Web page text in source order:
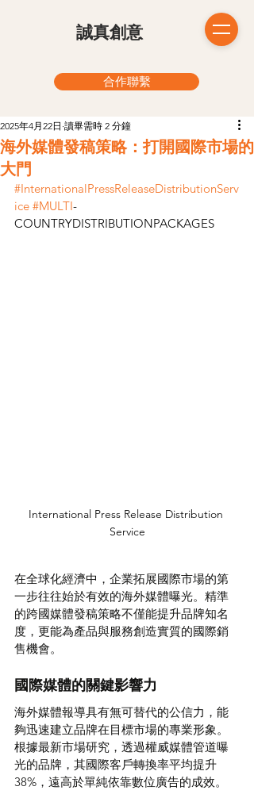
​誠真創意
合作聯繫
海外媒體發稿策略：打開國際市場的
大門
2025年4月22日 讀畢需時 2 分鐘
#InternationalPressReleaseDistributionServ
ice #MULTI-
COUNTRYDISTRIBUTIONPACKAGES
International Press Release Distribution
Service
在全球化經濟中，企業拓展國際市場的第
一步往往始於有效的海外媒體曝光。精準
的跨國媒體發稿策略不僅能提升品牌知名
度，更能為產品與服務創造實質的國際銷
售機會。
國際媒體的關鍵影響力
海外媒體報導具有無可替代的公信力，能
夠迅速建立品牌在目標市場的專業形象。
根據最新市場研究，透過權威媒體管道曝
光的品牌，其國際客戶轉換率平均提升
38%，遠高於單純依靠數位廣告的成效。